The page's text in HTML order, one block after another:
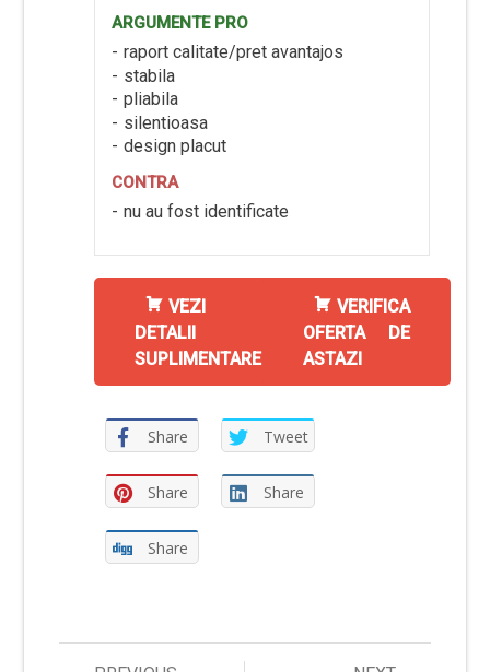
ARGUMENTE PRO
raport calitate/pret avantajos
stabila
pliabila
silentioasa
design placut
CONTRA
nu au fost identificate
VEZI
DETALII
SUPLIMENTARE
VERIFICA
OFERTA DE
ASTAZI
Share Tweet
Share Share
Share